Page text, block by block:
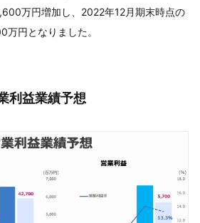
万円増加し、2022年12月期末時点の
円となりました。
利益業績予想